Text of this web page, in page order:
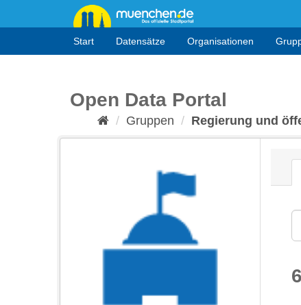
Start Datensätze Organisationen
Open Data Portal
Gruppen Regierung und